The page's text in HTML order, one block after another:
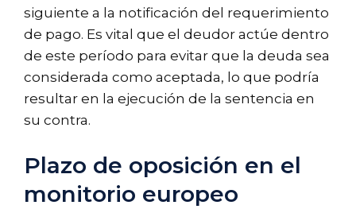
siguiente a la notificación del requerimiento
de pago. Es vital que el deudor actúe dentro
de este período para evitar que la deuda sea
considerada como aceptada, lo que podría
resultar en la ejecución de la sentencia en
su contra.
Plazo de oposición en el
monitorio europeo